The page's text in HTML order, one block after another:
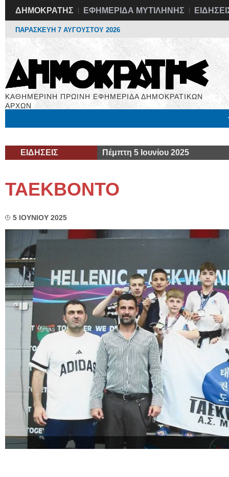
ΔΗΜΟΚΡΑΤΗΣ ΕΦΗΜΕΡΙΔΑ ΜΥΤΙΛΗΝΗΣ
ΠΑΡΑΣΚΕΥΗ 7 ΑΥΓΟΥΣΤΟΥ 2026
ΚΑΘΗΜΕΡΙΝΗ ΠΡΩΙΝΗ ΕΦΗΜΕΡΙΔΑ ΔΗΜΟΚΡΑΤΙΚΩΝ
ΑΡΧΩΝ
ΕΙΔΗΣΕΙΣ Πέμπτη 5 Ιουνίου 2025
TAEKBONTO
5 ΙΟΥΝΙΟΥ 2025